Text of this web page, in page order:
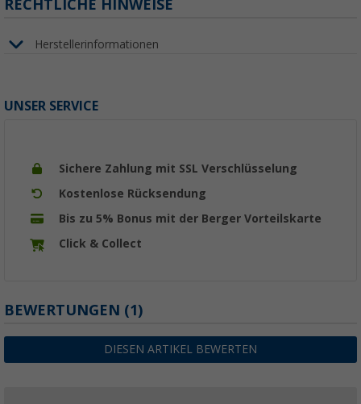
RECHTLICHE HINWEISE
Herstellerinformationen
UNSER SERVICE
Sichere Zahlung mit SSL Verschlüsselung
Kostenlose Rücksendung
Bis zu 5% Bonus mit der Berger Vorteilskarte
Click & Collect
BEWERTUNGEN (1)
DIESEN ARTIKEL BEWERTEN